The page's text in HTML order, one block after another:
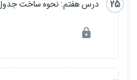
25 درس هفتم: نحوه ساخت